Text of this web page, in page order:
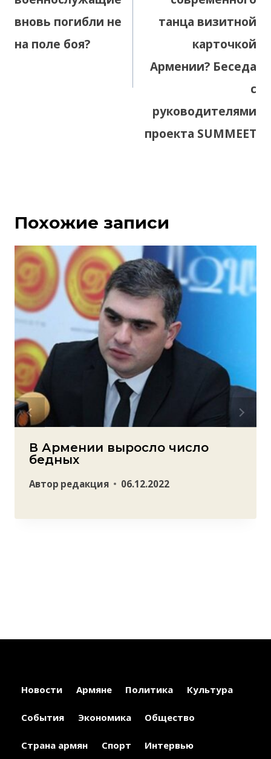
вновь погибли не
на поле боя?
танца визитной
карточкой
Армении? Беседа
с
руководителями
проекта SUMMEET
Похожие записи
В Армении выросло число
бедных
Автор редакция 06.12.2022
Новости Армяне Политика Культура
События Экономика Общество
Страна армян Спорт Интервью